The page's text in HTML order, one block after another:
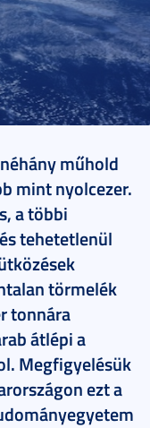
műhold
mint nyolcezer.
a többi
tehetetlenül
törmelék
tonnára
átlépi a
Megfigyelésük
ezt a